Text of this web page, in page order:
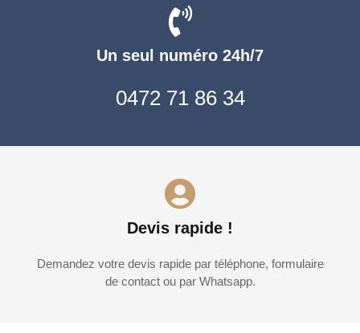
Un seul numéro 24h/7
0472 71 86 34
Devis rapide !
Demandez votre devis rapide par téléphone, formulaire
de contact ou par Whatsapp.